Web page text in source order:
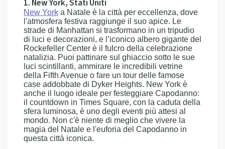
1. New York, Stati Uniti
New York a Natale è la città per eccellenza, dove
l'atmosfera festiva raggiunge il suo apice. Le
strade di Manhattan si trasformano in un tripudio
di luci e decorazioni, e l’iconico albero gigante del
Rockefeller Center è il fulcro della celebrazione
natalizia. Puoi pattinare sul ghiaccio sotto le sue
luci scintillanti, ammirare le incredibili vetrine
della Fifth Avenue o fare un tour delle famose
case addobbate di Dyker Heights. New York è
anche il luogo ideale per festeggiare Capodanno:
il countdown in Times Square, con la caduta della
sfera luminosa, è uno degli eventi più attesi al
mondo. Non c'è niente di meglio che vivere la
magia del Natale e l'euforia del Capodanno in
questa città iconica.